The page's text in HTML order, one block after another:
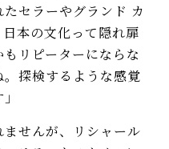
セラーやグランド カ
本の文化って隠れ扉
リピーターにならな
探検するような感覚
せんが、リシャール